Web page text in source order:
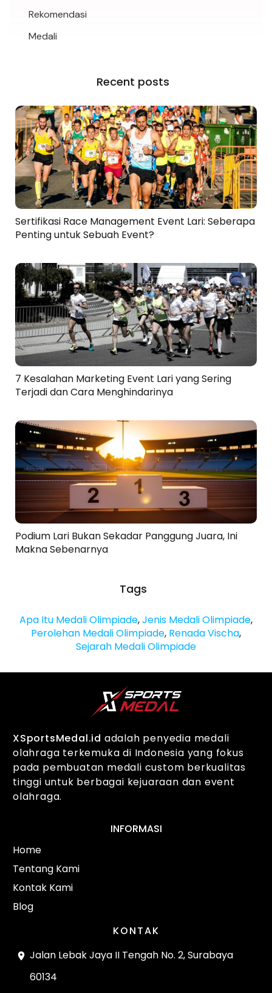
Rekomendasi
Medali
Recent posts
Sertifikasi Race Management Event Lari: Seberapa
Penting untuk Sebuah Event?
7 Kesalahan Marketing Event Lari yang Sering
Terjadi dan Cara Menghindarinya
Podium Lari Bukan Sekadar Panggung Juara, Ini
Makna Sebenarnya
Tags
Apa Itu Medali Olimpiade,Jenis Medali Olimpiade,
Perolehan Medali Olimpiade, Renada Vischa,
Sejarah Medali Olimpiade
XSportsMedal.id adalah penyedia medali
olahraga terkemuka di Indonesia yang fokus
pada pembuatan medali custom berkualitas
tinggi untuk berbagai kejuaraan dan event
olahraga.
INFORMASI
Home
Tentang Kami
Kontak Kami
Blog
KONTAK
Jalan Lebak Jaya II Tengah No. 2, Surabaya
60134